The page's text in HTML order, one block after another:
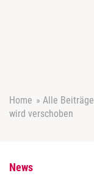
Home » Alle Beiträge
wird verschoben
News